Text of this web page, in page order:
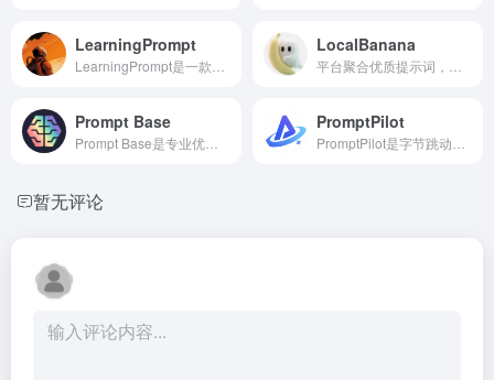
LearningPrompt LocalBanana
Prompt Base PromptPilot
暂无评论